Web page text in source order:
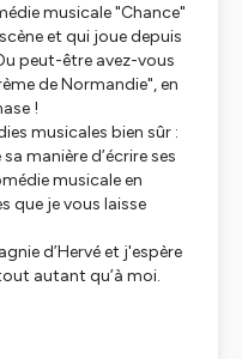
musicale "Chance"
et qui joue depuis
peut-être avez-vous
de Normandie", en
!
musicales bien sûr :
manière d’écrire ses
musicale en
que je vous laisse
d’Hervé et j'espère
autant qu’à moi.